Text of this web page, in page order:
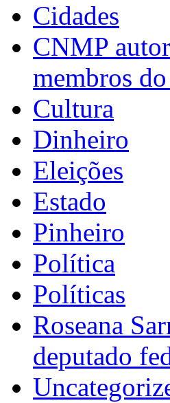
Cidades
CNMP
membros
Cultura
Dinheiro
Eleições
Estado
Pinheiro
Política
Políticas
Roseana
deputado